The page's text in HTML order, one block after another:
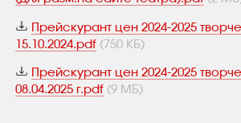
Прейскурант цен 2024-2025
15.10.2024.pdf (750 КБ)
Прейскурант цен 2024-2025
08.04.2025 г.pdf (9 МБ)